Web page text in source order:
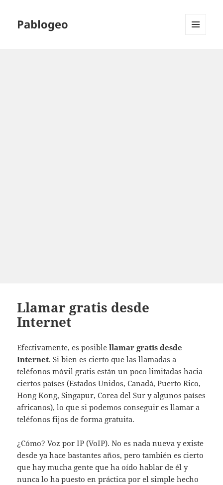
Pablogeo
Llamar gratis desde
Internet
Efectivamente, es posiblellamar gratis desde
Internet. Si bien es cierto que las llamadas a
teléfonos móvil gratis están un poco limitadas hacia
ciertos países (Estados Unidos, Canadá, Puerto Rico,
Hong Kong, Singapur, Corea del Sur y algunos países
africanos), lo que si podemos conseguir es llamar a
teléfonos fijos de forma gratuita.
¿Cómo? Voz por IP (VoIP). No es nada nueva y existe
desde ya hace bastantes años, pero también es cierto
que hay mucha gente que ha oído hablar de él y
nunca lo ha puesto en práctica por el simple hecho